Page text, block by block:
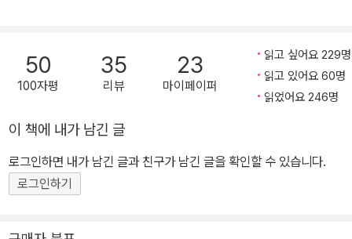
은 물론 미술에 담긴 역사, 정치, 경제, 예술의 흐름을 쉽고 재미있게,
또한 깊이 있게 다룬 책 『난생 처음 한번 공부하는 미술 이야기』가 출
간됐다. 우리는 소위 선진국을 방문하면 영국의 대영박물관, 프랑스
박물관과 미술관을 필수 코스처럼 찾는다. 세계 역사를 이끌었던 국
가에는 미술관과 박물관이 가득하고, 사회지도층은 미술에 열광한다.
그들이 미술관에 투자하고, 화가들을 후원하며, 미술품을 수집하는
50
100자평
35
리뷰
23
마이페이퍼
읽고 싶어요 229명
읽고 있어요 60명
읽었어요 246명
이 책에 내가 남긴 글
로그인하면 내가 남긴 글과 친구가 남긴 글을 확인할 수 있습니다.
로그인하기